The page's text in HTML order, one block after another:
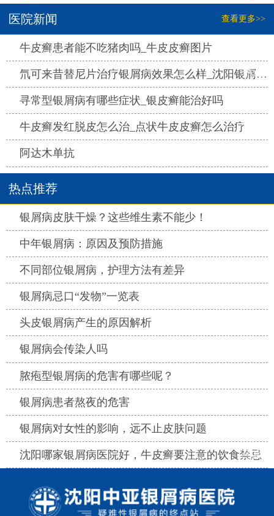
医院新闻 查看更多>>
牛皮癣患者能不吃猪肉吗_牛皮皮癣图片
氘可来昔替尼片治疗银屑病效果怎么样_沈阳银屑病医院哪家好
热点
寻常型银屑病有哪些症状_银皮癣能治好吗
牛皮癣发红脱皮怎么治_点状牛皮皮癣怎么治疗热点
阿达木单抗
热点推荐
银屑病皮肤干燥？这些维生素不能少！
中年银屑病：原因及预防措施
不同部位银屑病，护理方法有差异
银屑病忌口“发物”一览表
头皮银屑病产生的原因解析
银屑病会传染人吗
脓疱型银屑病的危害有哪些呢？
银屑病患者熬夜的危害
银屑病对女性的影响，远不止皮肤问题
沈阳哪家银屑病医院好，牛皮癣要注意的饮食禁忌
热点